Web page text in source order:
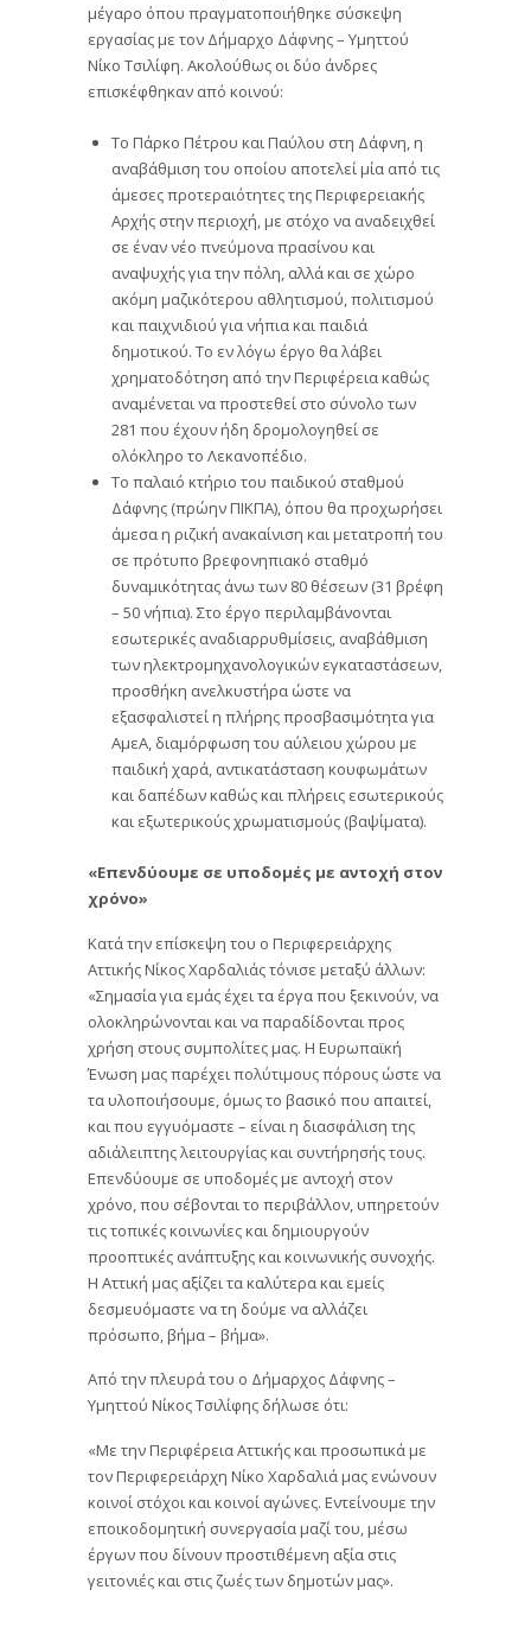
μέγαρο όπου πραγματοποιήθηκε σύσκεψη
εργασίας με τον Δήμαρχο Δάφνης – Υμηττού
Νίκο Τσιλίφη. Ακολούθως οι δύο άνδρες
επισκέφθηκαν από κοινού:
Το Πάρκο Πέτρου και Παύλου στη Δάφνη, η
αναβάθμιση του οποίου αποτελεί μία από τις
άμεσες προτεραιότητες της Περιφερειακής
Αρχής στην περιοχή, με στόχο να αναδειχθεί
σε έναν νέο πνεύμονα πρασίνου και
αναψυχής για την πόλη, αλλά και σε χώρο
ακόμη μαζικότερου αθλητισμού, πολιτισμού
και παιχνιδιού για νήπια και παιδιά
δημοτικού. Το εν λόγω έργο θα λάβει
χρηματοδότηση από την Περιφέρεια καθώς
αναμένεται να προστεθεί στο σύνολο των
281 που έχουν ήδη δρομολογηθεί σε
ολόκληρο το Λεκανοπέδιο.
Το παλαιό κτήριο του παιδικού σταθμού
Δάφνης (πρώην ΠΙΚΠΑ), όπου θα προχωρήσει
άμεσα η ριζική ανακαίνιση και μετατροπή του
σε πρότυπο βρεφονηπιακό σταθμό
δυναμικότητας άνω των 80 θέσεων (31 βρέφη
– 50 νήπια). Στο έργο περιλαμβάνονται
εσωτερικές αναδιαρρυθμίσεις, αναβάθμιση
των ηλεκτρομηχανολογικών εγκαταστάσεων,
προσθήκη ανελκυστήρα ώστε να
εξασφαλιστεί η πλήρης προσβασιμότητα για
ΑμεΑ, διαμόρφωση του αύλειου χώρου με
παιδική χαρά, αντικατάσταση κουφωμάτων
και δαπέδων καθώς και πλήρεις εσωτερικούς
και εξωτερικούς χρωματισμούς (βαψίματα).
«Επενδύουμε σε υποδομές με αντοχή στον
χρόνο»
Κατά την επίσκεψη του ο Περιφερειάρχης
Αττικής Νίκος Χαρδαλιάς τόνισε μεταξύ άλλων:
«Σημασία για εμάς έχει τα έργα που ξεκινούν, να
ολοκληρώνονται και να παραδίδονται προς
χρήση στους συμπολίτες μας. Η Ευρωπαϊκή
Ένωση μας παρέχει πολύτιμους πόρους ώστε να
τα υλοποιήσουμε, όμως το βασικό που απαιτεί,
και που εγγυόμαστε – είναι η διασφάλιση της
αδιάλειπτης λειτουργίας και συντήρησής τους.
Επενδύουμε σε υποδομές με αντοχή στον
χρόνο, που σέβονται το περιβάλλον, υπηρετούν
τις τοπικές κοινωνίες και δημιουργούν
προοπτικές ανάπτυξης και κοινωνικής συνοχής.
Η Αττική μας αξίζει τα καλύτερα και εμείς
δεσμευόμαστε να τη δούμε να αλλάζει
πρόσωπο, βήμα – βήμα».
Από την πλευρά του ο Δήμαρχος Δάφνης –
Υμηττού Νίκος Τσιλίφης δήλωσε ότι:
«Με την Περιφέρεια Αττικής και προσωπικά με
τον Περιφερειάρχη Νίκο Χαρδαλιά μας ενώνουν
κοινοί στόχοι και κοινοί αγώνες. Εντείνουμε την
εποικοδομητική συνεργασία μαζί του, μέσω
έργων που δίνουν προστιθέμενη αξία στις
γειτονιές και στις ζωές των δημοτών μας».